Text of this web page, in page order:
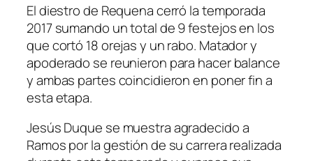
El diestro de Requena cerró la temporada
2017 sumando un total de 9 festejos en los
que cortó 18 orejas y un rabo. Matador y
apoderado se reunieron para hacer balance
y ambas partes coincidieron en poner fin a
esta etapa.
Jesús Duque se muestra agradecido a
Ramos por la gestión de su carrera realizada